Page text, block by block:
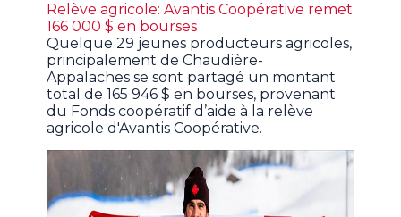
Relève agricole: Avantis Coopérative remet
166 000 $ en bourses
Quelque 29 jeunes producteurs agricoles,
principalement de Chaudière-
Appalaches se sont partagé un montant
total de 165 946 $ en bourses, provenant
du Fonds coopératif d’aide à la relève
agricole d'Avantis Coopérative.